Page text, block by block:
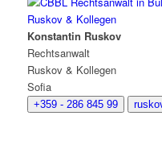
Konstantin Ruskov
Rechtsanwalt
Ruskov & Kollegen
Sofia
+359 - 286 845 99